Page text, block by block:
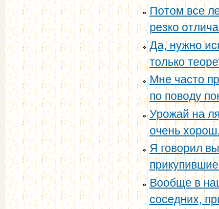
Потом все
резко
Да, нужно
только
Мне часто
по поводу
Урожай на
очень
Я говорил
Вообще в
соседних,